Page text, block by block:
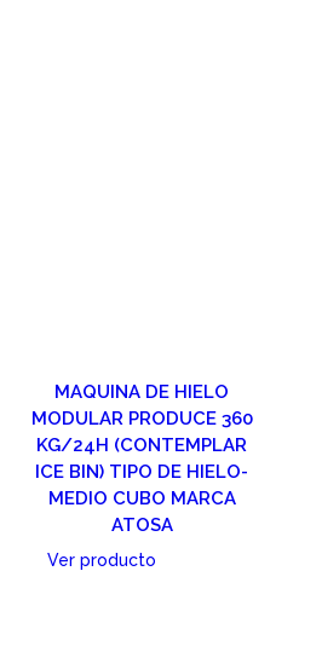
MAQUINA DE HIELO
MODULAR PRODUCE 360
KG/24H (CONTEMPLAR
ICE BIN) TIPO DE HIELO-
MEDIO CUBO MARCA
ATOSA
Ver producto